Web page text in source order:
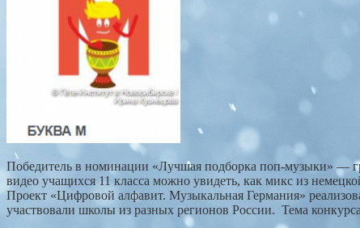
Победитель в номинации «Лучшая подборка поп-музыки» —
видео учащихся 11 класса можно увидеть, как микс из
Проект «Цифровой алфавит. Музыкальная Германия»
участвовали школы из разных регионов России. Тема